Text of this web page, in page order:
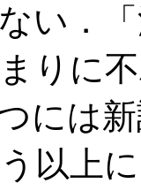
い．
りに
には
以上